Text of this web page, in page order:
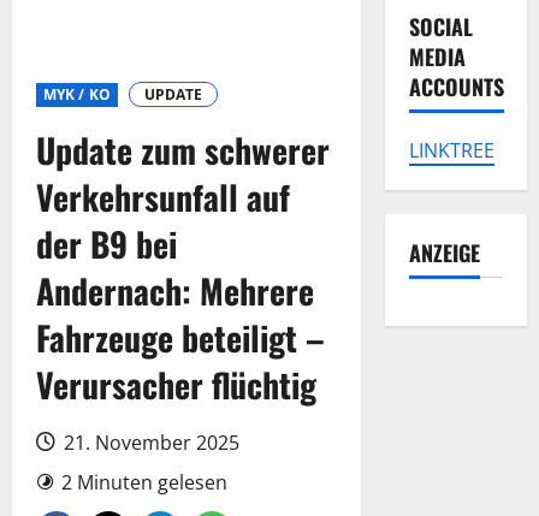
MYK / KO UPDATE
Update zum schwerer
Verkehrsunfall auf
der B9 bei
Andernach: Mehrere
Fahrzeuge beteiligt –
Verursacher flüchtig
21. November 2025
2 Minuten gelesen
SOCIAL
MEDIA
ACCOUNTS
LINKTREE
ANZEIGE